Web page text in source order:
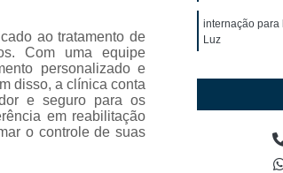
Internação em Clínica de Recuperação para
em Clínica de Recuperação para
Internação em Clínica de Recuperação
Internação em Clínica de
Internação Jovens em Clínica de
Internação de Homens com Vício
ao tratamento de
Com uma equipe
personalizado e
disso, a clínica conta
e seguro para os
em reabilitação
o controle de suas
internação para
Luz